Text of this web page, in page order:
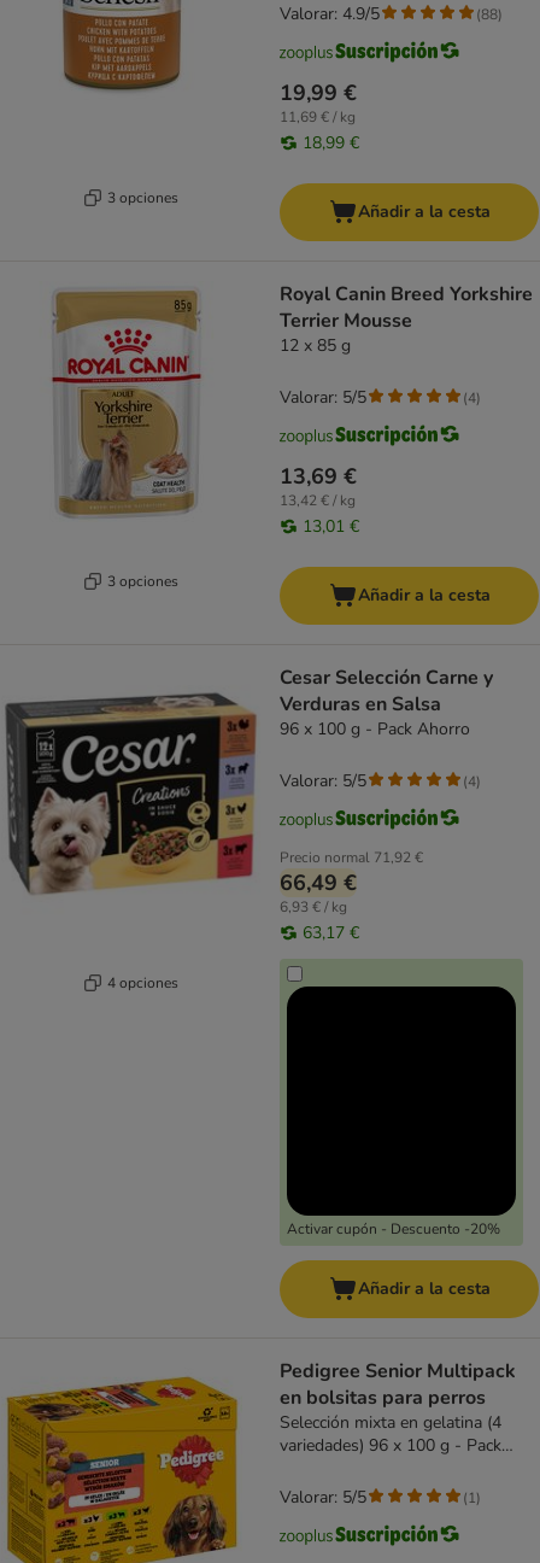
3 opciones
19,99 €
11,69 € / kg
18,99 €
Valorar: 4.9/5 (88)
Añadir a la cesta
3 opciones
Royal Canin Breed Yorkshire
Terrier Mousse
12 x 85 g
13,69 €
13,42 € / kg
13,01 €
Valorar: 5/5 (4)
Añadir a la cesta
4 opciones
Cesar Selección Carne y
Verduras en Salsa
96 x 100 g - Pack Ahorro
Precio normal 71,92 €
66,49 €
6,93 € / kg
63,17 €
Activar cupón - Descuento -20%
Valorar: 5/5 (4)
Añadir a la cesta
Pedigree Senior Multipack
en bolsitas para perros
Selección mixta en gelatina (4
variedades) 96 x 100 g - Pack
Valorar: 5/5 (1)